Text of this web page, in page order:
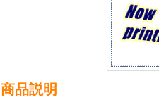
商品説明